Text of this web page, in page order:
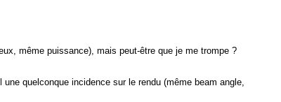
même puissance), mais peut-être que je me trompe ?
quelconque incidence sur le rendu (même beam angle,